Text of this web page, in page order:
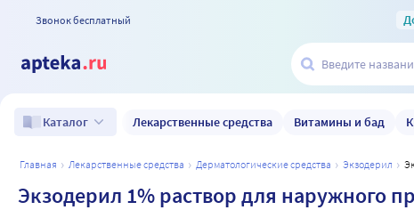
Звонок бесплатный
Каталог Лекарственные средства Витамины и бад
главная лекарственные средства дерматологические средства экзодерил
Экзодерил 1% раствор для наружного